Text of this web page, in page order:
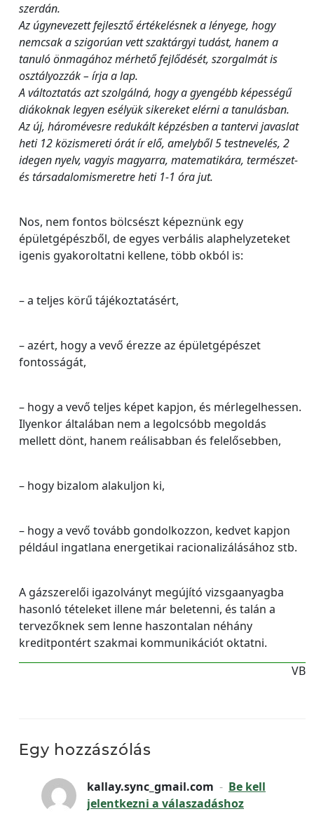
szerdán.
Az úgynevezett fejlesztő értékelésnek a lényege, hogy
nemcsak a szigorúan vett szaktárgyi tudást, hanem a
tanuló önmagához mérhető fejlődését, szorgalmát is
osztályozzák – írja a lap.
A változtatás azt szolgálná, hogy a gyengébb képességű
diákoknak legyen esélyük sikereket elérni a tanulásban.
Az új, háromévesre redukált képzésben a tantervi javaslat
heti 12 közismereti órát ír elő, amelyből 5 testnevelés, 2
idegen nyelv, vagyis magyarra, matematikára, természet-
és társadalomismeretre heti 1-1 óra jut.
Nos, nem fontos bölcsészt képeznünk egy
épületgépészből, de egyes verbális alaphelyzeteket
igenis gyakoroltatni kellene, több okból is:
– a teljes körű tájékoztatásért,
– azért, hogy a vevő érezze az épületgépészet
fontosságát,
– hogy a vevő teljes képet kapjon, és mérlegelhessen.
Ilyenkor általában nem a legolcsóbb megoldás
mellett dönt, hanem reálisabban és felelősebben,
– hogy bizalom alakuljon ki,
– hogy a vevő tovább gondolkozzon, kedvet kapjon
például ingatlana energetikai racionalizálásához stb.
A gázszerelői igazolványt megújító vizsgaanyagba
hasonló tételeket illene már beletenni, és talán a
tervezőknek sem lenne haszontalan néhány
kreditpontért szakmai kommunikációt oktatni.
VB
Egy hozzászólás
kallay.sync_gmail.com - Be kell
jelentkezni a válaszadáshoz